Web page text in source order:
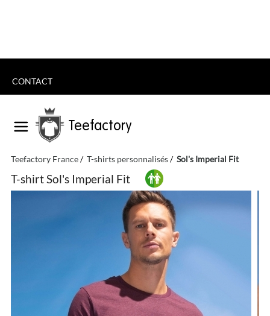
CONTACT
Teefactory
Teefactory France T-shirts personnalisés Sol's Imperial Fit
T-shirt Sol's Imperial Fit